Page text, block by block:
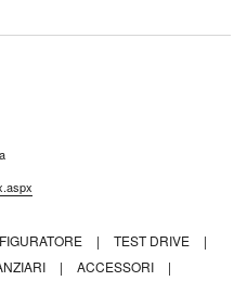
| TEST DRIVE
|
| ACCESSORI
|